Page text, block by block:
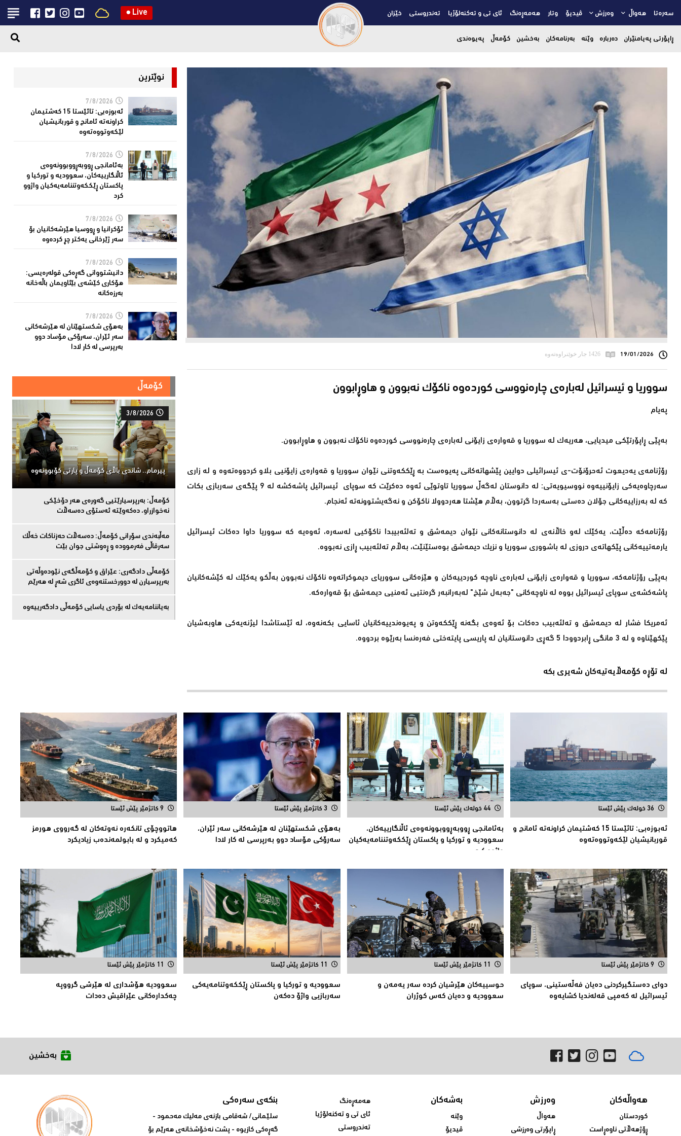
سەرەتا هەواڵ وەرزش ڤیدیۆ وتار هەمەڕەنگ ئای تی و تەکنەلۆژیا تەندروستی خێزان ● Live
ڕاپۆرتی پەیامنێران دەربارە وێنە بەرنامەکان بەخشین کۆمەڵ پەیوەندی
19/01/2026 1426 جار خوێنراوەتەوە
سووریا و ئیسرائیل لەبارەی چارەنووسی كوردەوە ناكۆك نەبوون و هاوڕابوون
پەیام
بەپێی ڕاپۆرتێكی میدیایی، هەریەك لە سووریا و قەوارەی زایۆنی لەبارەی چارەنووسی كوردەوە ناكۆك نەبوون و هاوڕابوون.
رۆژنامەی یەدیعوت ئەحرۆنۆت-ی ئیسرائیلی دوایین پێشهاتەكانی پەیوەست بە ڕێككەوتنی نێوان سووریا و قەوارەی زایۆنیی بلاو كردووەتەوە و لە زاری
سەرچاوەیەكی زایۆنییەوە نووسیویەتی: لە دانوستان لەگەڵ سووریا تاوتوێی ئەوە دەكرێت كە سوپای ئیسرائیل پاشەكشە لە 9 پێگەی سەربازی بكات
كە لە بەرزاییەكانی جۆلان دەستی بەسەردا گرتوون، بەڵام هێشتا هەردوولا ناكۆكن و نەگەیشتوونەتە ئەنجام.
رۆژنامەكە دەڵێت، یەكێك لەو خاڵانەی لە دانوستانەكانی نێوان دیمەشق و تەلئەبیبدا ناكۆكیی لەسەرە، ئەوەیە كە سووریا داوا دەكات ئیسرائیل
یارمەتییەكانی پێكهاتەی دروزی لە باشووری سووریا و نزیك دیمەشق بوەستێنێت، بەڵام تەلئەبیب ڕازی نەبووە.
بەپێی رۆژنامەكە، سووریا و قەوارەی زایۆنی لەبارەی ناوچە كوردییەكان و هێزەكانی سووریای دیموكراتەوە ناكۆك نەبوون بەڵكو یەكێك لە كێشەكانیان
پاشەكشەی سوپای ئیسرائیل بووە لە ناوچەكانی "جەبەل شێخ" لەبەرانبەر گرەنتیی ئەمنیی دیمەشق بۆ قەوارەكە.
ئەمریكا فشار لە دیمەشق و تەلئەبیب دەكات بۆ ئەوەی بگەنە ڕێككەوتن و پەیوەندییەكانیان ئاسایی بكەنەوە، لە ئێستاشدا لیژنەیەكی هاوبەشیان
پێكهێناوە و لە 3 مانگی ڕابردوودا 5 گەڕی دانوستانیان لە پاریسی پایتەختی فەرەنسا بەرێوە بردووە.
لە تۆڕە کۆمەڵایەتیەکان شەیری بکە
نوێترین
7/8/2026
ئەبوزەبی: تائێستا 15 كەشتیمان
كراونەتە ئامانج و قوربانیشیان
لێكەوتووەتەوە
7/8/2026
بەئامانجی ڕووبەڕووبوونەوەی
ئاڵنگارییەكان، سعوودیە و توركیا و
پاكستان ڕێككەوتننامەیەکیان واژوو
كرد
7/8/2026
ئۆكرانیا و ڕووسیا هێرشەكانیان بۆ
سەر ژێرخانی یەكتر چڕ كردەوە
7/8/2026
دانیشتووانى گەڕەكی قولەرەیسی:
هۆکارى کێشەى بێئاویمان باڵەخانە
بەرزەكانە
7/8/2026
بەهۆى شکستهێنان لە هێرشەکانى
سەر ئێران، سەرۆكی مۆساد دوو
بەرپرسی لە كار لادا
کۆمەڵ
3/8/2026
پیرمام.. شاندی باڵای كۆمه‌ڵ و پارتی كۆبوونه‌وه‌
كۆمەڵ: بەرپرسیارێتیی گەورەی هەر دۆخێکی
نەخوازراو، دەكەوێتە ئەستۆی دەسەڵات
مەڵبەندى سۆرانى کۆمەڵ: دەسەڵات حەزناکات خەڵک
سەرقاڵى فەرموودە و ڕەوشتى جوان بێت
کۆمەڵى دادگەرى: عێراق و كۆمەڵگەی نێودەوڵەتی
بەرپرسیارن لە دوورخستنەوەى ئاگری شەڕ لە هەرێم
بەیاننامەیەک لە بۆردی یاسایی کۆمەڵی دادگەرییەوە
36 خولەک پێش ئێستا
ئەبوزەبی: تائێستا 15 كەشتیمان كراونەتە ئامانج و
قوربانیشیان لێكەوتووەتەوە
44 خولەک پێش ئێستا
بەئامانجی ڕووبەڕووبوونەوەی ئاڵنگارییەكان،
سعوودیە و توركیا و پاكستان ڕێككەوتننامەیەکیان
واژوو كرد
3 کاتژمێر پێش ئێستا
بەهۆى شکستهێنان لە هێرشەکانى سەر ئێران،
سەرۆكی مۆساد دوو بەرپرسی لە كار لادا
9 کاتژمێر پێش ئێستا
هاتووچۆی تانكەرە نەوتەكان لە گەرووی هورمز
کەمیکرد و لە بابولمەندەب زیادیكرد
9 کاتژمێر پێش ئێستا
دوای دەستگیركردنی دەیان فەڵەستینی، سوپای
ئیسرائیل لە كەمپی قەلەندیا كشایەوە
11 کاتژمێر پێش ئێستا
حوسییەكان هێرشیان كردە سەر یەمەن و
سعوودیە و دەیان كەس كوژران
11 کاتژمێر پێش ئێستا
سعوودیە و توركیا و پاكستان ڕێككەوتنامەیەكی
سەربازیی واژۆ دەكەن
11 کاتژمێر پێش ئێستا
سعوودیە هۆشداری لە هێرشی گرووپە
چەكدارەكانی عێراقیش دەدات
بەخشین
هەواڵەکان
کوردستان
ڕۆژهەڵاتی ناوەڕاست
وەرزش
هەواڵ
ڕاپۆرتی وەرزشی
بەشەکان
وێنە
ڤیدیۆ
هەمەڕەنگ
ئای تی و تەکنەلۆژیا
تەندروستی
بنکەی سەرەکی
سلێمانی/ شه‌قامی بازنه‌ی مه‌لیک مه‌حمود -
گه‌ڕه‌کی کازیوه‌ - پشت نه‌خۆشخانه‌ی‌ هه‌رێم بۆ